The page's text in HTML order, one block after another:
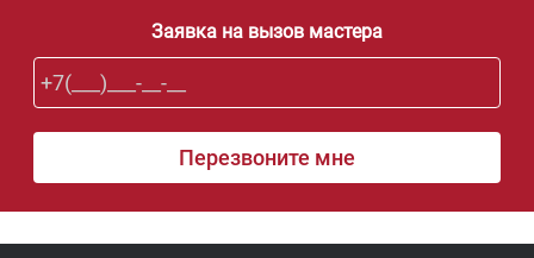
Заявка на вызов мастера